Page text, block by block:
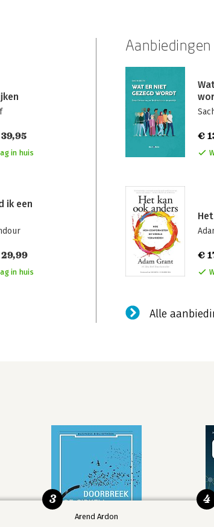
in huis
ik een
in huis
€
€
Alle
Arend Ardon
3 4